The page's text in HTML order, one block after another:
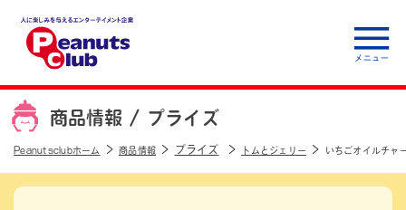
人に楽しみを与えるエ
ンターテイメント企
業 Peanuts club
商品情報 / プライズ
Peanutsclubホーム 商品情報 プライズ トムとジェリー いちごオイルチャ